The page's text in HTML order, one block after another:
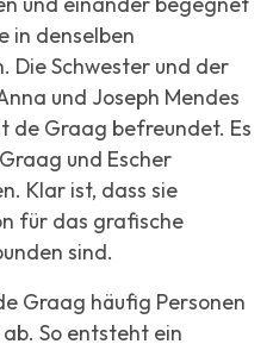
in denselben
Die Schwester und der
und Joseph Mendes
de Graag befreundet. Es
und Escher
Klar ist, dass sie
für das grafische
sind.
Graag häufig Personen
So entsteht ein